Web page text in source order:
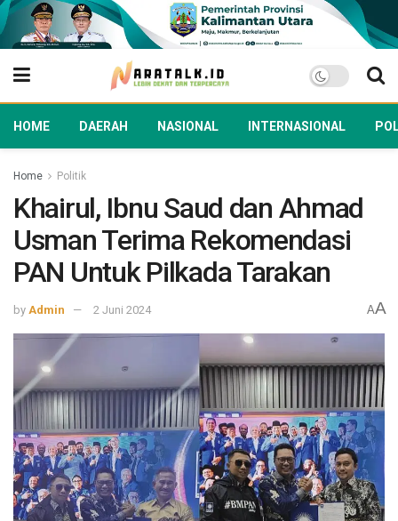
HOME DAERAH NASIONAL INTERNASIONAL
Home Politik
Khairul, Ibnu Saud dan Ahmad
Usman Terima Rekomendasi
PAN Untuk Pilkada Tarakan
by Admin 2 Juni 2024 AA